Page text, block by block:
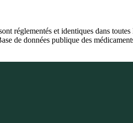
réglementés et identiques dans
de données publique des